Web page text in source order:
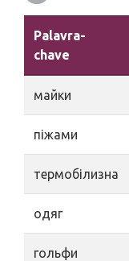
Palavra-
chave
майки
піжами
термобілизна
одяг
гольфи